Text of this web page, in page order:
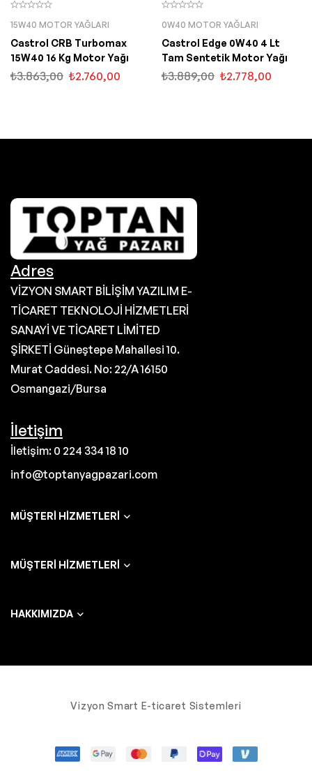
15W40 MOTOR YAĞLARI
Castrol CRB Turbomax
15W40 16 Kg Motor Yağı
₺3.863,00 ₺2.760,00
0W40 MOTOR YAĞLARI
Castrol Edge 0W40 4 Lt
Tam Sentetik Motor Yağı
₺3.889,00 ₺2.778,00
Adres
VİZYON SMART BİLİŞİM YAZILIM E-
TİCARET TEKNOLOJİ HİZMETLERİ
SANAYİ VE TİCARET LİMİTED
ŞİRKETİ Güneştepe Mahallesi 10.
Murat Caddesi. No: 22/A 16150
Osmangazi/Bursa
İletişim
İletişim: 0 224 334 18 10
info@toptanyagpazari.com
MÜŞTERI HIZMETLERI
MÜŞTERI HIZMETLERI
HAKKIMIZDA
Vizyon Smart E-ticaret Sistemleri